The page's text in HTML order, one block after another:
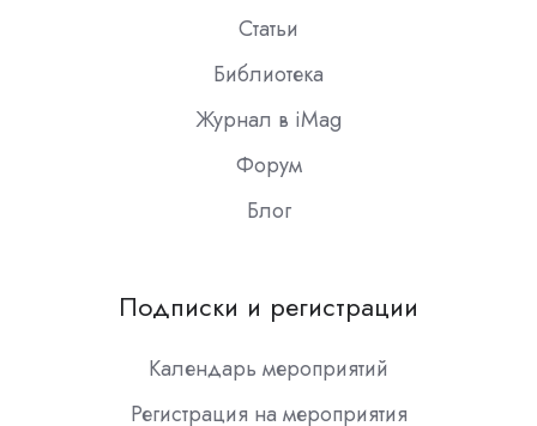
Статьи
Библиотека
Журнал в iMag
Форум
Блог
Подписки и регистрации
Календарь мероприятий
Регистрация на мероприятия